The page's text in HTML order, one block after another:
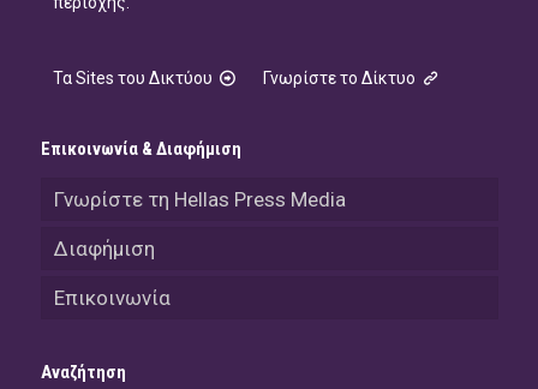
Τα Sites του Δικτύου Γνωρίστε το Δίκτυο
Επικοινωνία & Διαφήμιση
Γνωρίστε τη Hellas Press Media
Διαφήμιση
Επικοινωνία
Αναζήτηση